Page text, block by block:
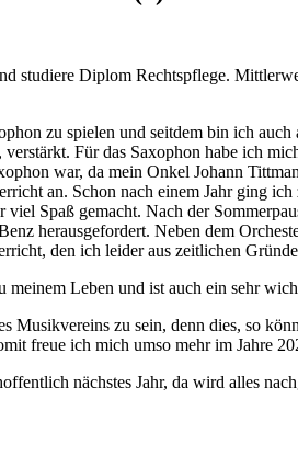
studiere Diplom Rechtspflege.
zu spielen und seitdem bin ich
Für das Saxophon habe ich
war, da mein Onkel Johann
an. Schon nach einem Jahr ging
viel Spaß gemacht. Nach der
herausgefordert. Neben dem
den ich leider aus zeitlichen
Leben und ist auch ein sehr
Musikvereins zu sein, denn dies, so
freue ich mich umso mehr im Jahre
nächstes Jahr, da wird alles